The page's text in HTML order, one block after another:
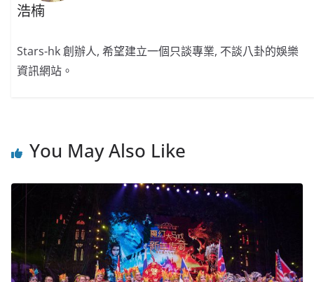
浩楠
Stars-hk 創辦人, 希望建立一個只談專業, 不談八卦的娛樂
資訊網站。
You May Also Like